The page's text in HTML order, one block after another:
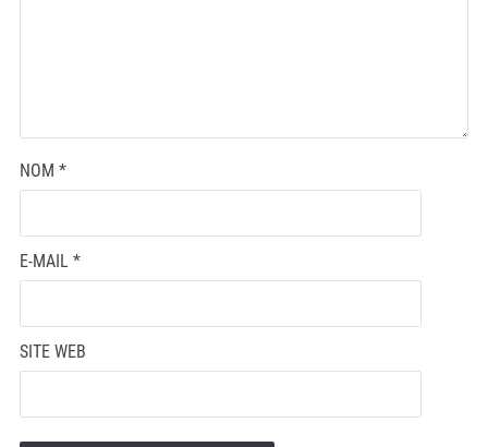
NOM *
E-MAIL *
SITE WEB